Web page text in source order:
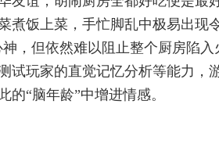
煮饭上菜，手忙脚乱中极易出现
，但依然难以阻止整个厨房陷
试玩家的直觉记忆分析等能力，
“脑年龄”中增进情感。